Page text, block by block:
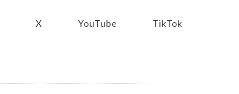
X YouTube TikTok